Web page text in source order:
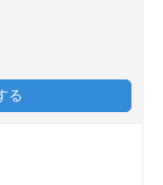
る